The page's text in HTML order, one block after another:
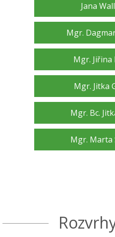
Jana
Mgr.
Mgr. Jiřina
Mgr. Jitka
Mgr. Bc.
Mgr. Marta